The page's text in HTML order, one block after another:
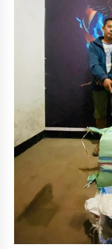
SATRESNARKOBA
TERDUGA PELAKU
KEMPO, BELASAN
1 bulan ago